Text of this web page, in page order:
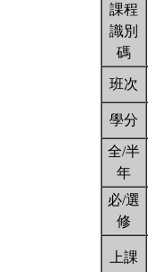
課程
識別
碼
班次
學分
全/半
年
必/選
修
上課